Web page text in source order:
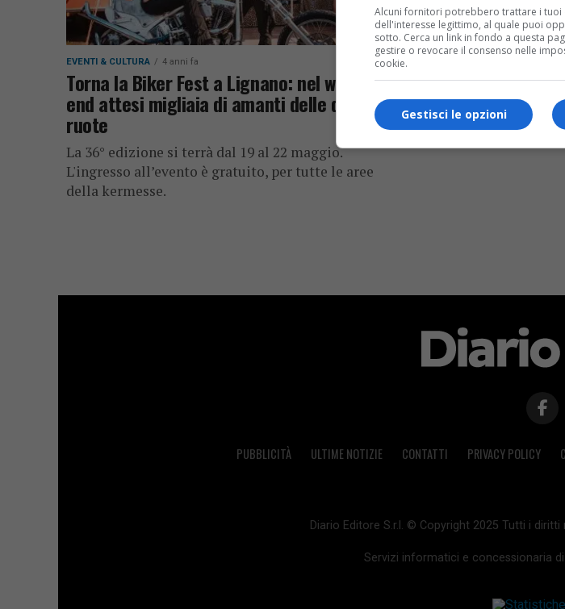
EVENTI & CULTURA 4 anni fa
Torna la Biker Fest a Lignano: nel week-
end attesi migliaia di amanti delle due
ruote
La 36° edizione si terrà dal 19 al 22 maggio.
L'ingresso all’evento è gratuito, per tutte le aree
della kermesse.
PUBBLICITÀ ULTIME NOTIZIE CONTATTI PRIVACY POLICY
Diario Editore S.r.l. © Copyright 2025 Tutti i diritti
Servizi informatici e concessionaria
Alcuni fornitori potrebbero trattare i tuoi
dell'interesse legittimo, al quale puoi
sotto. Cerca un link in fondo a questa
gestire o revocare il consenso nelle
cookie.
Gestisci le opzioni